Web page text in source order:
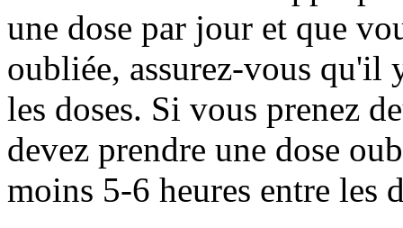
une dose par jour et que
oubliée, assurez-vous qu'il
les doses. Si vous prenez
devez prendre une dose
moins 5-6 heures entre les